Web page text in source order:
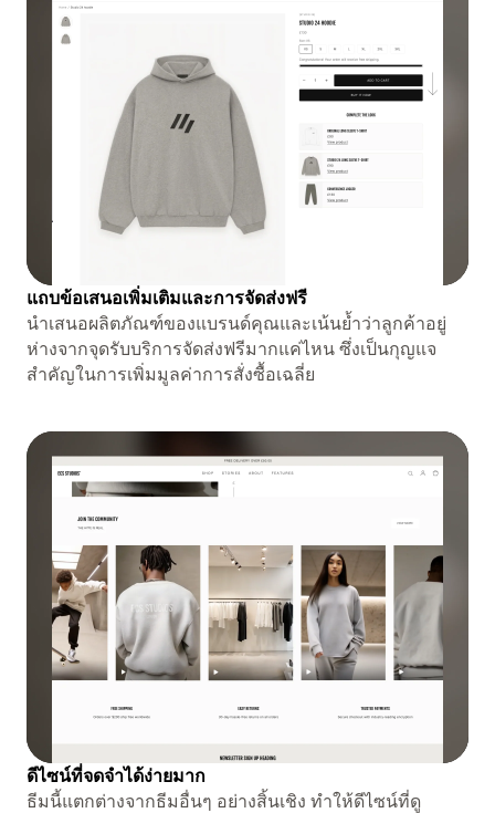
แถบข้อเสนอเพิ่มเติมและการจัดส่งฟรี
นำเสนอผลิตภัณฑ์ของแบรนด์คุณและเน้นย้ำว่าลูกค้าอยู่
ห่างจากจุดรับบริการจัดส่งฟรีมากแค่ไหน ซึ่งเป็นกุญแจ
สำคัญในการเพิ่มมูลค่าการสั่งซื้อเฉลี่ย
ดีไซน์ที่จดจำได้ง่ายมาก
ธีมนี้แตกต่างจากธีมอื่นๆ อย่างสิ้นเชิง ทำให้ดีไซน์ที่ดู